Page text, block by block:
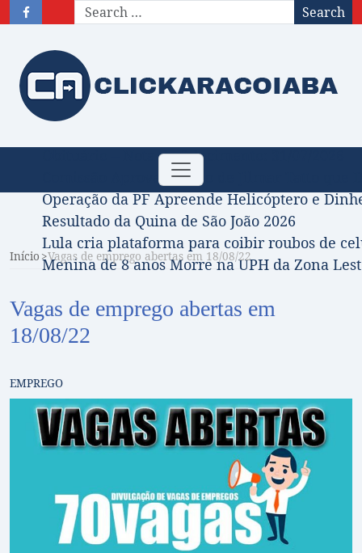
Search
Toggle
navigation
Obituário – Nota de falecimento: 31/07/2026
Comissão Aprova Projeto de Jilmar Tatto
Operação da PF Apreende Helicóptero e
Resultado da Quina de São João 2026
Lula cria plataforma para coibir roubos de
Menina de 8 anos Morre na UPH da Zona
Início Vagas de emprego abertas em 18/08/22
Vagas de emprego abertas em
18/08/22
EMPREGO